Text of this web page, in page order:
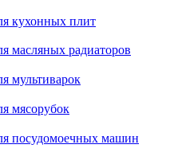
кухонных плит
масляных радиаторов
мультиварок
мясорубок
посудомоечных машин